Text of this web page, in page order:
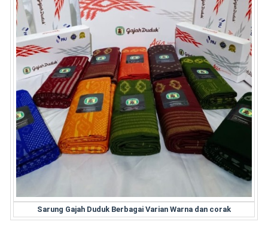
Sarung Gajah Duduk Berbagai Varian Warna dan corak